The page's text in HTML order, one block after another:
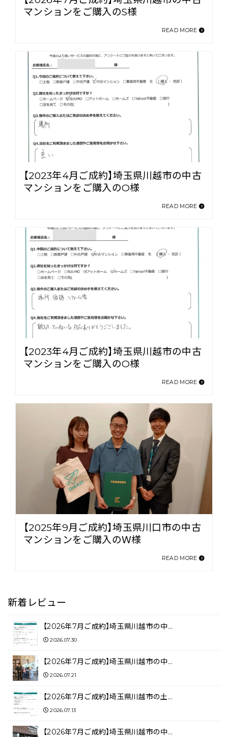
マンションをご購入のS様
READ MORE
【2023年4月ご成約】埼玉県川越市の中古
マンションをご購入のO様
READ MORE
【2023年4月ご成約】埼玉県川越市の中古
マンションをご購入のO様
READ MORE
【2025年9月ご成約】埼玉県川口市の中古
マンションをご購入のＷ様
READ MORE
新着レビュー
【2026年7月ご成約】埼玉県川越市の中…
2026.07.30
【2026年7月ご成約】埼玉県川越市の中…
2026.07.21
【2026年7月ご成約】埼玉県川越市の土…
2026.07.13
【2026年7月ご成約】埼玉県川越市の中…